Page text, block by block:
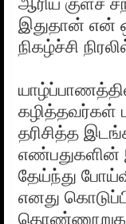
இதுதான் என்
நிகழ்ச்சி
கழித்தவர்கள்
தரிசித்த
எண்பதுகளின்
தேய்ந்து
எனது